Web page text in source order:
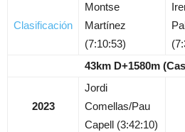
Clasificación
Montse
Martínez
(7:10:53)
43km D+1580m
2023
Jordi
Comellas/Pau
Capell (3:42:10)